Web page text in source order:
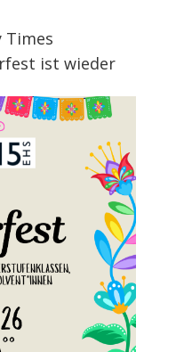
Times
ist wieder